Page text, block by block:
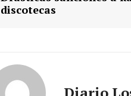
discotecas
Diario